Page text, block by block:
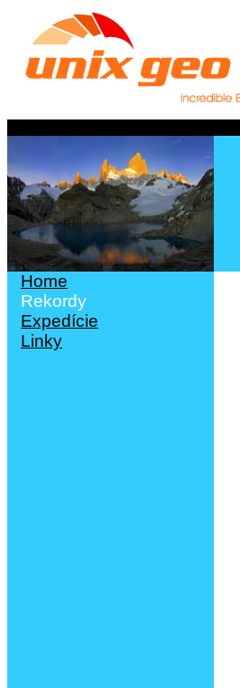
Home
Rekordy
Expedície
Linky